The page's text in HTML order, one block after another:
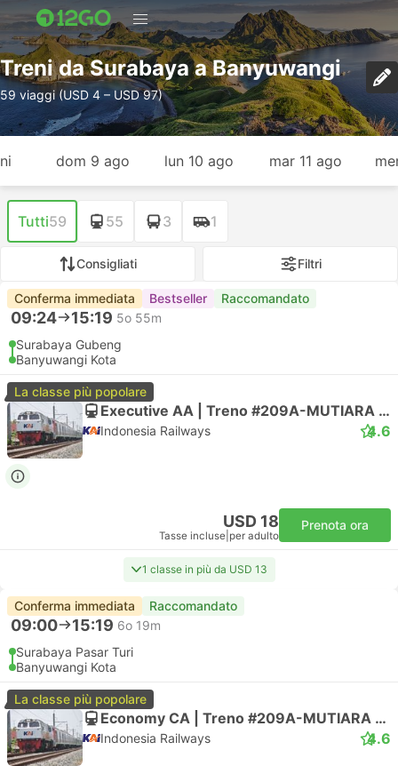
Treni da Surabaya a Banyuwangi
59 viaggi (USD 4 – USD 97)
dom 9 ago lun 10 ago mar 11 ago
Tutti59 55 3 1
Consigliati Filtri
Conferma immediata Bestseller Raccomandato
09:24 15:19 5o 55m
Surabaya Gubeng
Banyuwangi Kota
La classe più popolare
Executive AA | Treno #209A-MUTIARA TIMUR
Indonesia Railways 4.6
USD 18
Tasse incluse per adulto
Prenota ora
1 classe in più da USD 13
Conferma immediata Raccomandato
09:00 15:19 6o 19m
Surabaya Pasar Turi
Banyuwangi Kota
La classe più popolare
Economy CA | Treno #209A-MUTIARA TIMUR
Indonesia Railways 4.6